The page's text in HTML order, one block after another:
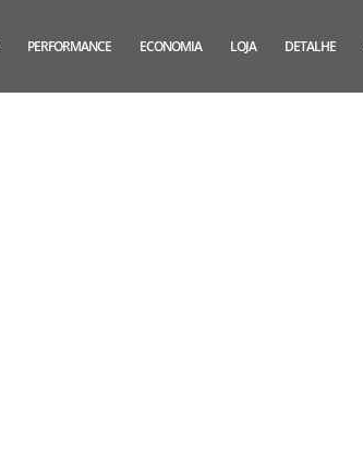
PERFORMANCE ECONOMIA LOJA DETALHE